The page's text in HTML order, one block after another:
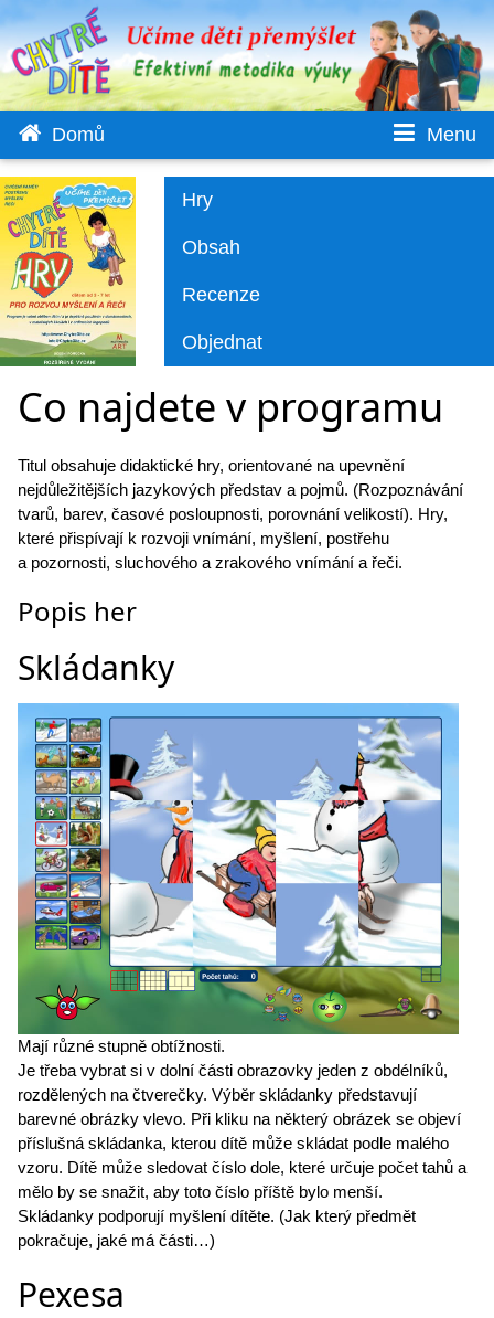
 Menu
 Domů
Hry
Obsah
Recenze
Objednat
Co najdete v programu
Titul obsahuje didaktické hry, orientované na upevnění
nejdůležitějších jazykových představ a pojmů. (Rozpoznávání
tvarů, barev, časové posloupnosti, porovnání velikostí). Hry,
které přispívají k rozvoji vnímání, myšlení, postřehu
a pozornosti, sluchového a zrakového vnímání a řeči.
Popis her
Skládanky
Mají různé stupně obtížnosti.
Je třeba vybrat si v dolní části obrazovky jeden z obdélníků,
rozdělených na čtverečky. Výběr skládanky představují
barevné obrázky vlevo. Při kliku na některý obrázek se objeví
příslušná skládanka, kterou dítě může skládat podle malého
vzoru. Dítě může sledovat číslo dole, které určuje počet tahů a
mělo by se snažit, aby toto číslo příště bylo menší.
Skládanky podporují myšlení dítěte. (Jak který předmět
pokračuje, jaké má části…)
Pexesa